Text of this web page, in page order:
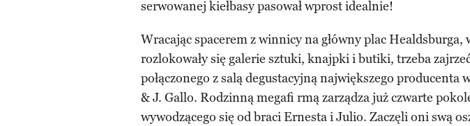
serwowanej kiełbasy pasował wprost idealnie!
Wracając spacerem z winnicy na główny plac Healdsburga,
rozlokowały się galerie sztuki, knajpki i butiki, trzeba
połączonego z salą degustacyjną największego producenta
& J. Gallo. Rodzinną megafi rmą zarządza już czwarte
wywodzącego się od braci Ernesta i Julio. Zaczęli oni swą